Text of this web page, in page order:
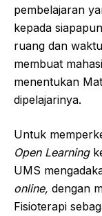
pembelajaran
kepada
ruang dan
membuat
menentukan
dipelajarinya.
Untuk
Open Learning
UMS
online, dengan
Fisioterapi